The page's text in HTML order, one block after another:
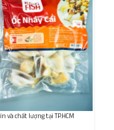
và chất lượng tại TP.HCM